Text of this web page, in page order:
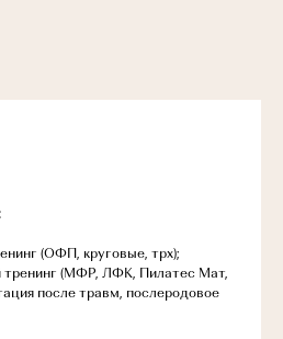
(ОФП, круговые, трх);
тренинг (МФР, ЛФК, Пилатес Мат,
после травм, послеродовое